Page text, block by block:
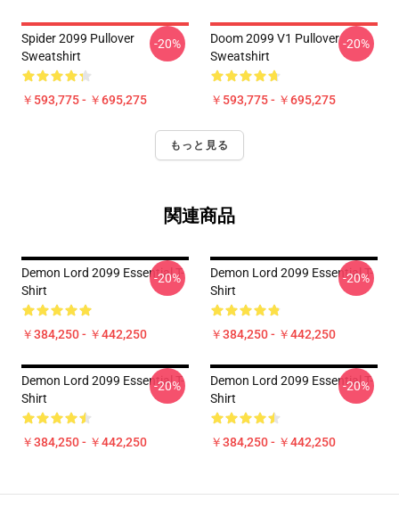
Spider 2099 Pullover
Sweatshirt
￥593,775 - ￥695,275
-20%
Doom 2099 V1 Pullover
Sweatshirt
￥593,775 - ￥695,275
-20%
もっと見る
関連商品
Demon Lord 2099 Essential T-
Shirt
￥384,250 - ￥442,250
-20%
Demon Lord 2099 Essential T-
Shirt
￥384,250 - ￥442,250
-20%
Demon Lord 2099 Essential T-
Shirt
￥384,250 - ￥442,250
-20%
Demon Lord 2099 Essential T-
Shirt
￥384,250 - ￥442,250
-20%